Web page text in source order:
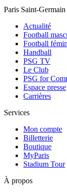
Paris Saint-Germain
Actualité
Football
Football
Handball
PSG TV
Le Club
PSG for
Espace presse
Carrières
Services
Mon compte
Billetterie
Boutique
MyParis
Stadium Tour
À propos